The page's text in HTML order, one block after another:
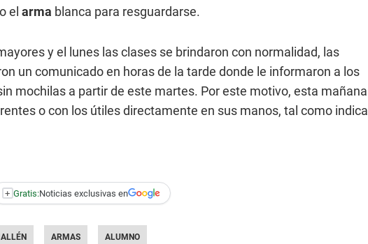
el arma blanca para resguardarse.
y el lunes las clases se brindaron con normalidad, las
un comunicado en horas de la tarde donde le informaron a los
mochilas a partir de este martes. Por este motivo, esta mañana
o con los útiles directamente en sus manos, tal como indica
+ Gratis:Noticias exclusivas en
ARMAS ALUMNO